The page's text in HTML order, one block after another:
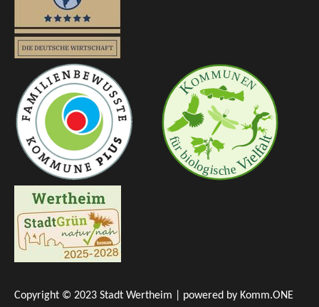
Copyright © 2023 Stadt Wertheim | powered by Komm.ONE